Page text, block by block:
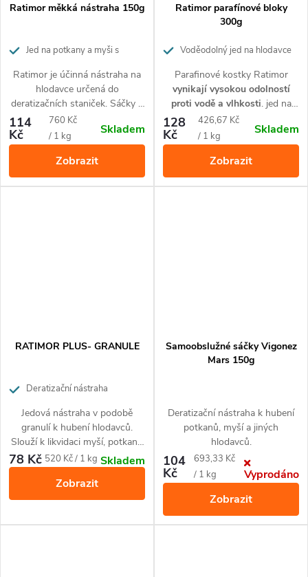
Ratimor měkká nástraha 150g
Jed na potkany a myši s
Ratimor je účinná nástraha na
hlodavce určená do
deratizačních staniček. Sáčky s
obsahem antikoagulantu
působí proti myším, potkanům
a krysám a to i proti těm, které
jiným nástrahám odolávají.
Balení 150 g.
114
Kč
Měrná
cena:
760 Kč
/ 1 kg
Skladem
Zobrazit
Ratimor parafínové bloky
300g
Voděodolný jed na hlodavce
Parafinové kostky Ratimor
vynikají vysokou odolností
proti vodě a vlhkosti. jed na
hlodavce je určený pro použití v
deratizačních staničkách.
Působí proti myším, potkanům
a krysám.
128
Kč
Měrná
cena:
426,67 Kč
/ 1 kg
Skladem
Zobrazit
RATIMOR PLUS- GRANULE
Deratizační nástraha
Jedová nástraha v podobě
granulí k hubení hlodavců.
Slouží k likvidaci myší, potkanů
a krys uvnitř budov a jejich
bezprostřední blízkosti.
78 Kč Měrná
520 Kč / 1 kg Skladem
Zobrazit
Samoobslužné sáčky Vigonez
Mars 150g
Deratizační nástraha k hubení
potkanů, myší a jiných
hlodavců.
104
Kč
Měrná
cena:
693,33 Kč
/ 1 kg
Vyprodáno
Zobrazit